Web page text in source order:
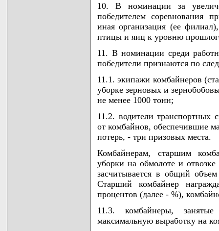
10. В номинации за
победителем соревнования
иная организация (ее
птицы и яиц к уровню
11. В номинации среди
победители признаются по
11.1. экипажи комбайнеров
уборке зерновых и
не менее 1000 тонн;
11.2. водители транспортных
от комбайнов, обеспечившие
потерь, - три призовых места.
Комбайнерам, старшим
уборки на обмолоте и
засчитывается в общий
Старший комбайнер
процентов (далее - %),
11.3. комбайнеры,
максимальную выработку на